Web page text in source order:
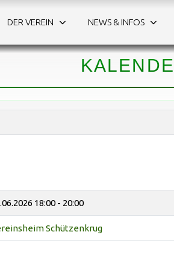
DER VEREIN NEWS & INFOS
1 : 13
Stunden
:
Die Termine auf
18:00 - 20:00
Schützenkrug